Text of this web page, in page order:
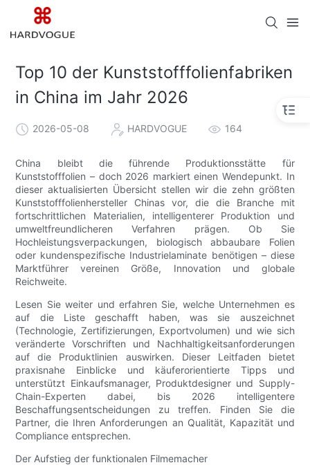
Top 10 der Kunststofffolienfabriken
in China im Jahr 2026
2026-05-08 HARDVOGUE 164
China bleibt die führende Produktionsstätte für
Kunststofffolien – doch 2026 markiert einen Wendepunkt. In
dieser aktualisierten Übersicht stellen wir die zehn größten
Kunststofffolienhersteller Chinas vor, die die Branche mit
fortschrittlichen Materialien, intelligenterer Produktion und
umweltfreundlicheren Verfahren prägen. Ob Sie
Hochleistungsverpackungen, biologisch abbaubare Folien
oder kundenspezifische Industrielaminate benötigen – diese
Marktführer vereinen Größe, Innovation und globale
Reichweite.
Lesen Sie weiter und erfahren Sie, welche Unternehmen es
auf die Liste geschafft haben, was sie auszeichnet
(Technologie, Zertifizierungen, Exportvolumen) und wie sich
veränderte Vorschriften und Nachhaltigkeitsanforderungen
auf die Produktlinien auswirken. Dieser Leitfaden bietet
praxisnahe Einblicke und käuferorientierte Tipps und
unterstützt Einkaufsmanager, Produktdesigner und Supply-
Chain-Experten dabei, bis 2026 intelligentere
Beschaffungsentscheidungen zu treffen. Finden Sie die
Partner, die Ihren Anforderungen an Qualität, Kapazität und
Compliance entsprechen.
Der Aufstieg der funktionalen Filmemacher